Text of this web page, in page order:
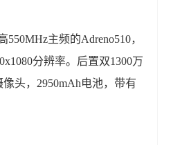
主频的Adreno510，
分辨率。后置双1300万
头，2950mAh电池，带有